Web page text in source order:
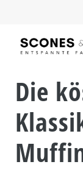
content
Die